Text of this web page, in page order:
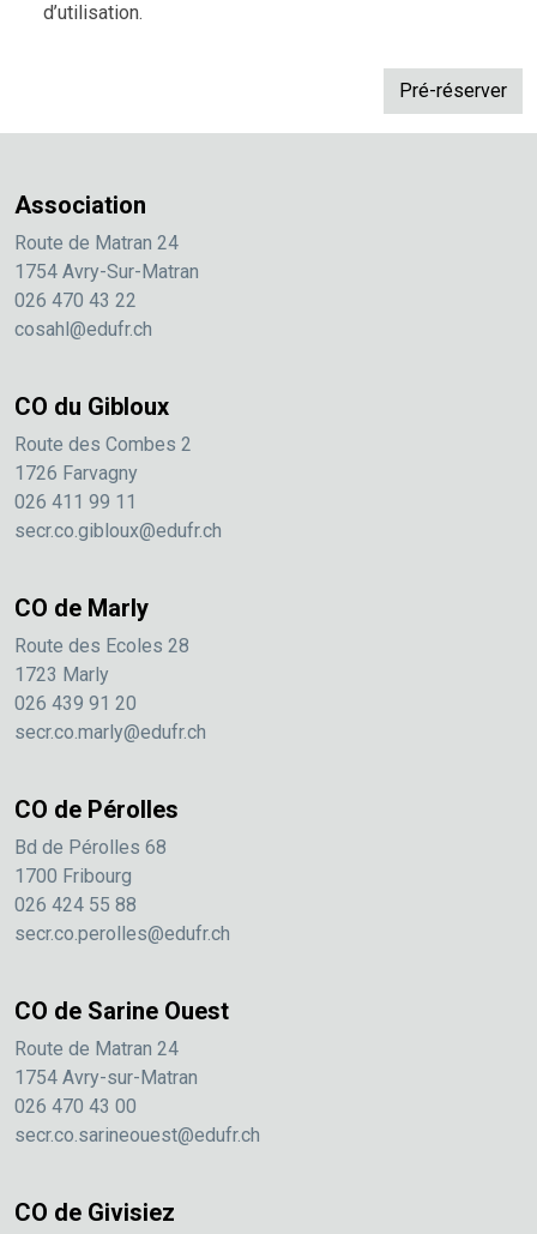
d’utilisation.
Association
Route de Matran 24
1754 Avry-Sur-Matran
026 470 43 22
cosahl@edufr.ch
CO du Gibloux
Route des Combes 2
1726 Farvagny
026 411 99 11
secr.co.gibloux@edufr.ch
CO de Marly
Route des Ecoles 28
1723 Marly
026 439 91 20
secr.co.marly@edufr.ch
CO de Pérolles
Bd de Pérolles 68
1700 Fribourg
026 424 55 88
secr.co.perolles@edufr.ch
CO de Sarine Ouest
Route de Matran 24
1754 Avry-sur-Matran
026 470 43 00
secr.co.sarineouest@edufr.ch
CO de Givisiez